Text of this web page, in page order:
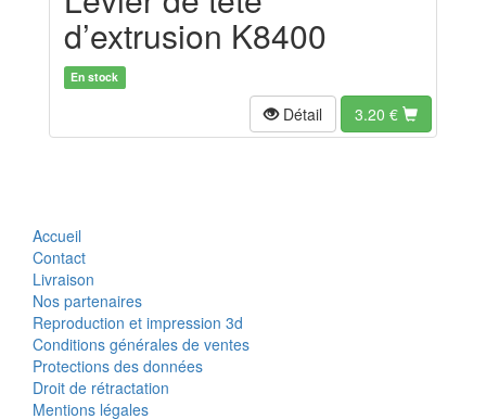
d’extrusion K8400
En stock
Détail 3.20 €
Accueil
Contact
Livraison
Nos partenaires
Reproduction et impression 3d
Conditions générales de ventes
Protections des données
Droit de rétractation
Mentions légales